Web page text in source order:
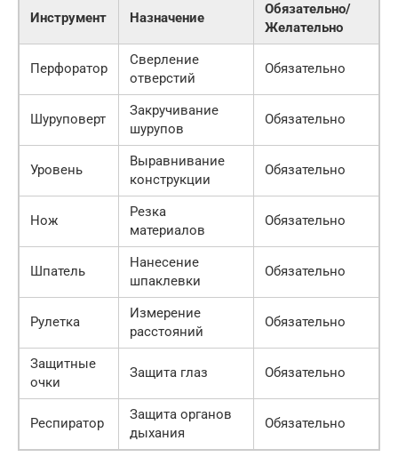
Инструмент Назначение
Обязательно/
Желательно
Перфоратор
Сверление
отверстий
Обязательно
Шуруповерт
Закручивание
шурупов
Обязательно
Уровень
Выравнивание
конструкции
Обязательно
Нож
Резка
материалов
Обязательно
Шпатель
Нанесение
шпаклевки
Обязательно
Рулетка
Измерение
расстояний
Обязательно
Защитные
очки
Защита глаз Обязательно
Респиратор
Защита органов
дыхания
Обязательно